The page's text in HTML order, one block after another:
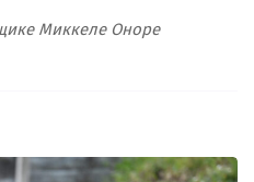
Миккеле Оноре